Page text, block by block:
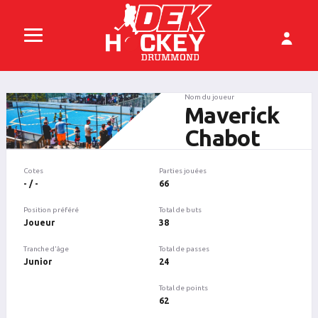
Nom du joueur
Maverick
Chabot
Cotes
- / -
Position préféré
Joueur
Tranche d'âge
Junior
Parties jouées
66
Total de buts
38
Total de passes
24
Total de points
62